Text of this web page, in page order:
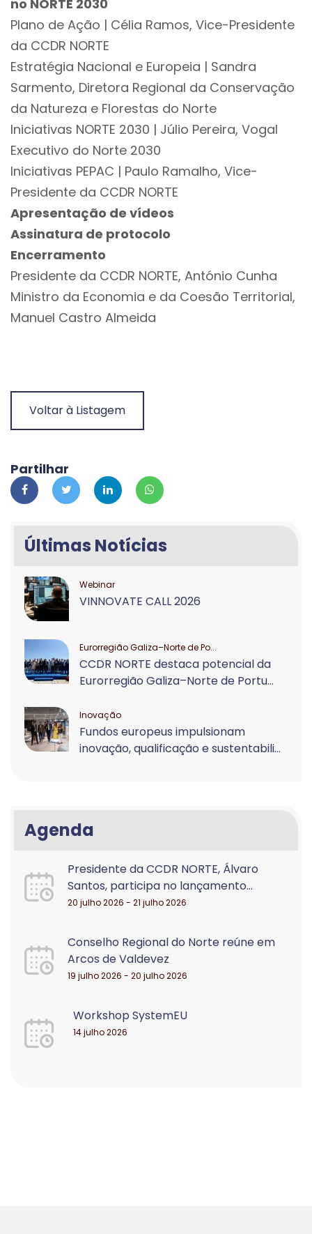
no NORTE 2030
Plano de Ação | Célia Ramos, Vice-Presidente
da CCDR NORTE
Estratégia Nacional e Europeia | Sandra
Sarmento, Diretora Regional da Conservação
da Natureza e Florestas do Norte
Iniciativas NORTE 2030 | Júlio Pereira, Vogal
Executivo do Norte 2030
Iniciativas PEPAC | Paulo Ramalho, Vice-
Presidente da CCDR NORTE
Apresentação de vídeos
Assinatura de protocolo
Encerramento
Presidente da CCDR NORTE, António Cunha
Ministro da Economia e da Coesão Territorial,
Manuel Castro Almeida
Voltar à Listagem
Partilhar
Últimas Notícias
Webinar
VINNOVATE CALL 2026
Eurorregião Galiza–Norte de Po...
CCDR NORTE destaca potencial da
Eurorregião Galiza–Norte de Portu...
Inovação
Fundos europeus impulsionam
inovação, qualificação e sustentabili...
Agenda
Presidente da CCDR NORTE, Álvaro
Santos, participa no lançamento...
20 julho 2026 - 21 julho 2026
Conselho Regional do Norte reúne em
Arcos de Valdevez
19 julho 2026 - 20 julho 2026
Workshop SystemEU
14 julho 2026